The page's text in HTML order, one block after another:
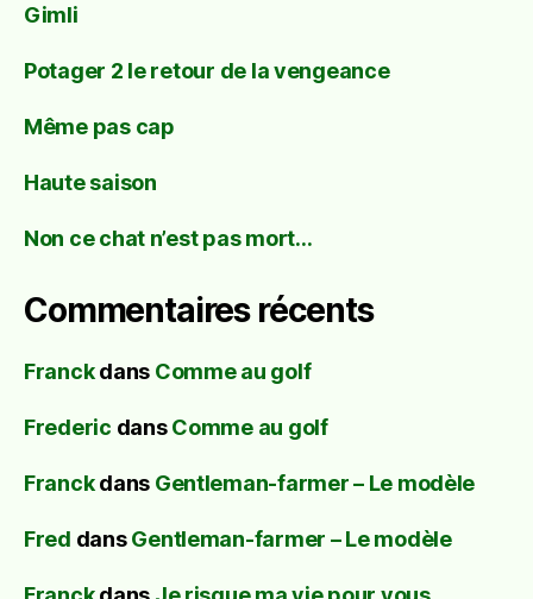
Gimli
Potager 2 le retour de la vengeance
Même pas cap
Haute saison
Non ce chat n’est pas mort…
Commentaires récents
Franckdans Comme au golf
Frederic dansComme au golf
Franckdans Gentleman-farmer – Le modèle
Fred dansGentleman-farmer – Le modèle